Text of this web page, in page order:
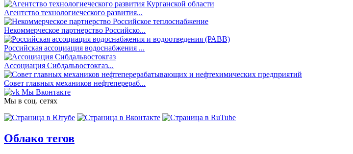
Агентство технологиеческого развития...
Некоммерческое партнерство Российско...
Российская ассоциация водоснабжения ...
Ассоциация Сибдальвостокгаз...
Совет главных механиков нефтеперераб...
Мы Вконтакте
Мы в соц. сетях
Облако тегов